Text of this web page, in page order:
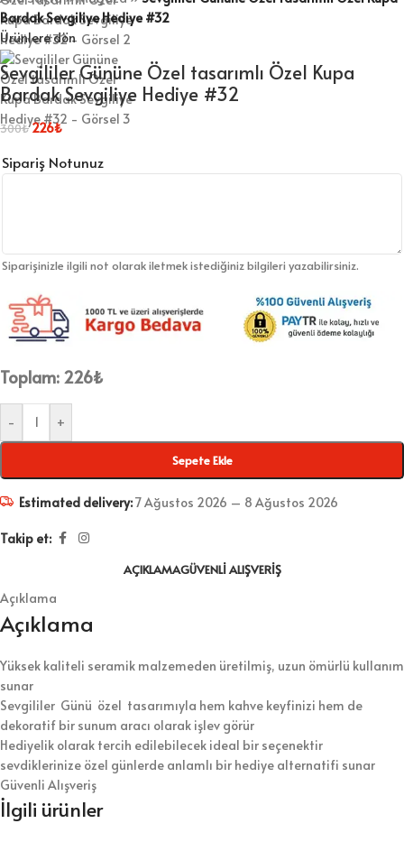
Bardak Sevgiliye Hediye #32
Ürünlere dön
Sevgililer Gününe Özel tasarımlı Özel Kupa
Bardak Sevgiliye Hediye #32
300₺226₺
Sipariş Notunuz
Siparişinizle ilgili not olarak iletmek istediğiniz bilgileri yazabilirsiniz.
Toplam: 226₺
- +
Sepete Ekle
Estimated delivery:7 Ağustos 2026 – 8 Ağustos 2026
Takip et:
AÇIKLAMAGÜVENLI ALIŞVERIŞ
Açıklama
Açıklama
Yüksek kaliteli seramik malzemeden üretilmiş, uzun ömürlü kullanım
sunar
Sevgililer Günü özel tasarımıyla hem kahve keyfinizi hem de
dekoratif bir sunum aracı olarak işlev görür
Hediyelik olarak tercih edilebilecek ideal bir seçenektir
sevdiklerinize özel günlerde anlamlı bir hediye alternatifi sunar
Güvenli Alışveriş
İlgili ürünler